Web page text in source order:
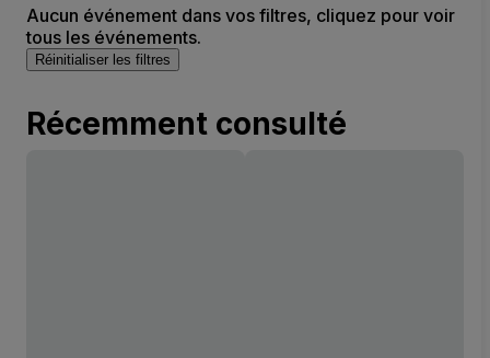
Aucun événement dans vos filtres, cliquez pour voir
tous les événements.
Réinitialiser les filtres
Récemment consulté